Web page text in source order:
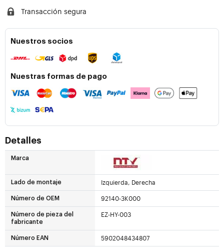
Transacción segura
Nuestros socios
Nuestras formas de pago
Detalles
Marca
Lado de montaje Izquierda, Derecha
Número de OEM 92140-3K000
Número de pieza del
fabricante
EZ-HY-003
Número EAN 5902048434807